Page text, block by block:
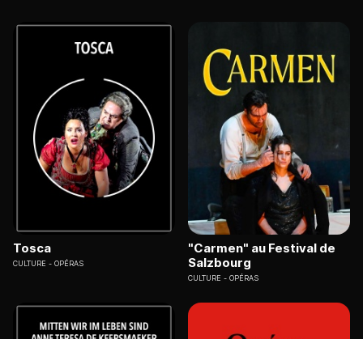
Tosca
CULTURE OPÉRAS
"Carmen" au Festival de
Salzbourg
CULTURE OPÉRAS